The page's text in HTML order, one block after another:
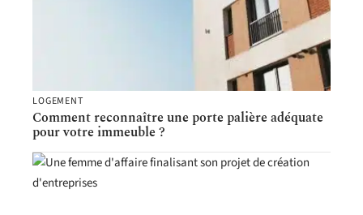
LOGEMENT
Comment reconnaître une porte palière adéquate
pour votre immeuble ?